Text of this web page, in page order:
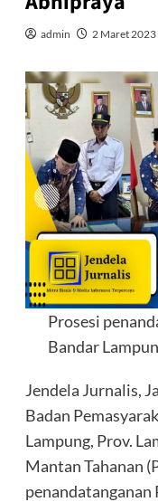
admin 2 Maret 2023
Prosesi
Bandar
Jendela Jurnalis,
Badan
Lampung, Prov.
Mantan Tahanan
penandatanganan